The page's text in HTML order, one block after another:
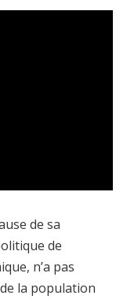
de sa
de
n’a pas
la population